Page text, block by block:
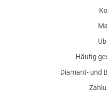
Häufig
Diamant- und